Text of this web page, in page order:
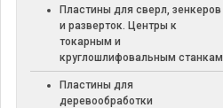
Пластины для сверл, зенкеров
и разверток. Центры к
токарным и
круглошлифовальным станкам
Пластины для
деревообработки